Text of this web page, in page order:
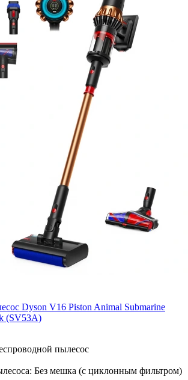
Dyson V16 Piston Animal Submarine
(SV53A)
пылесос
Без мешка (с циклонным фильтром)